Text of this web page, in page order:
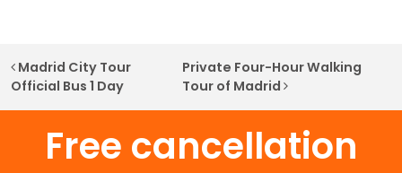
Post navigation
Madrid City Tour
Official Bus 1 Day
Private Four-Hour Walking
Tour of Madrid
Free cancellation